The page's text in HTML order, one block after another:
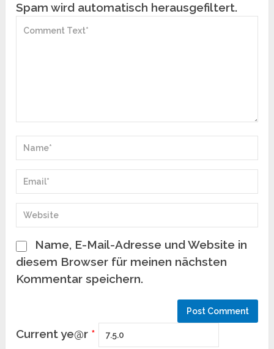
Spam wird automatisch herausgefiltert.
Name, E-Mail-Adresse und Website in
diesem Browser für meinen nächsten
Kommentar speichern.
Current ye@r *